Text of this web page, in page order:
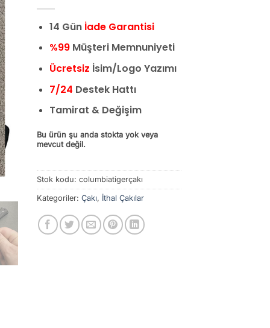
14 Gün İade Garantisi
%99Müşteri Memnuniyeti
Ücretsiz İsim/Logo Yazımı
7/24 Destek Hattı
Tamirat & Değişim
Bu ürün şu anda stokta yok veya
mevcut değil.
Stok kodu: columbiatigerçakı
Kategoriler: Çakı, İthal Çakılar